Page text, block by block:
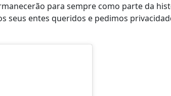
para sempre como parte da
seus entes queridos e pedimos